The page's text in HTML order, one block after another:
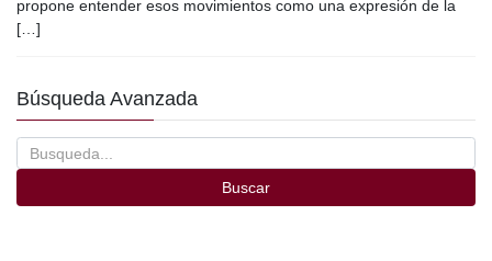
o
k
tir
propone entender esos movimientos como una expresión de la
[…]
Búsqueda Avanzada
Buscar